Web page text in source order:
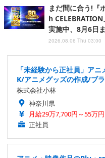
まだ間に合う!『
h
実施中、8月6日
2026.08.06 Thu 03:00
「未経験から正社員」ア
K/アニメグッズの作成/ブ
株式会社小林
神奈川県
月給29万7,700円～55万円
正社員